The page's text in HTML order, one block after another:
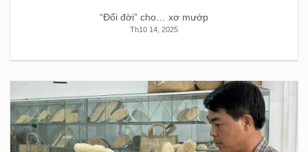
“Ðổi đời” cho… xơ mướp
Th10 14, 2025